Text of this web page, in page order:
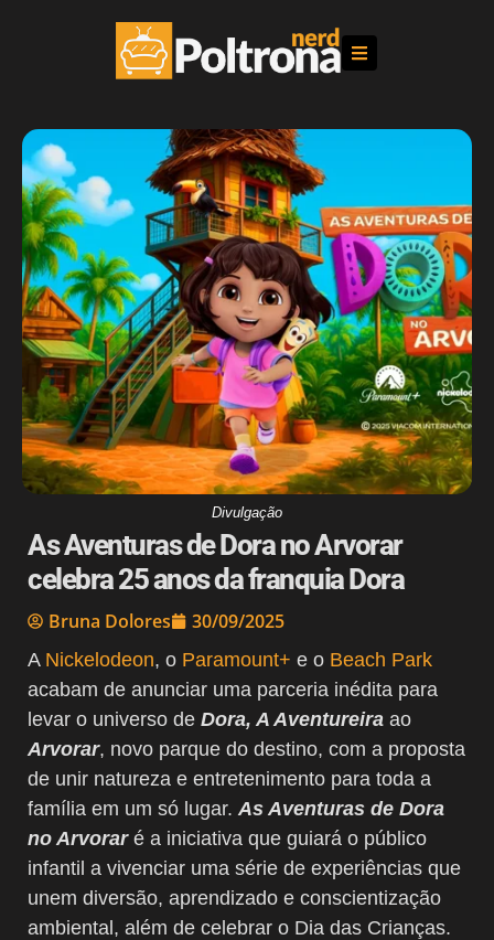
Divulgação
As Aventuras de Dora no Arvorar
celebra 25 anos da franquia Dora
Bruna Dolores 30/09/2025
A Nickelodeon, o Paramount+ e o Beach Park
acabam de anunciar uma parceria inédita para
levar o universo de Dora, A Aventureira ao
Arvorar, novo parque do destino, com a proposta
de unir natureza e entretenimento para toda a
família em um só lugar. As Aventuras de Dora
no Arvoraré a iniciativa que guiará o público
infantil a vivenciar uma série de experiências que
unem diversão, aprendizado e conscientização
ambiental, além de celebrar o Dia das Crianças.